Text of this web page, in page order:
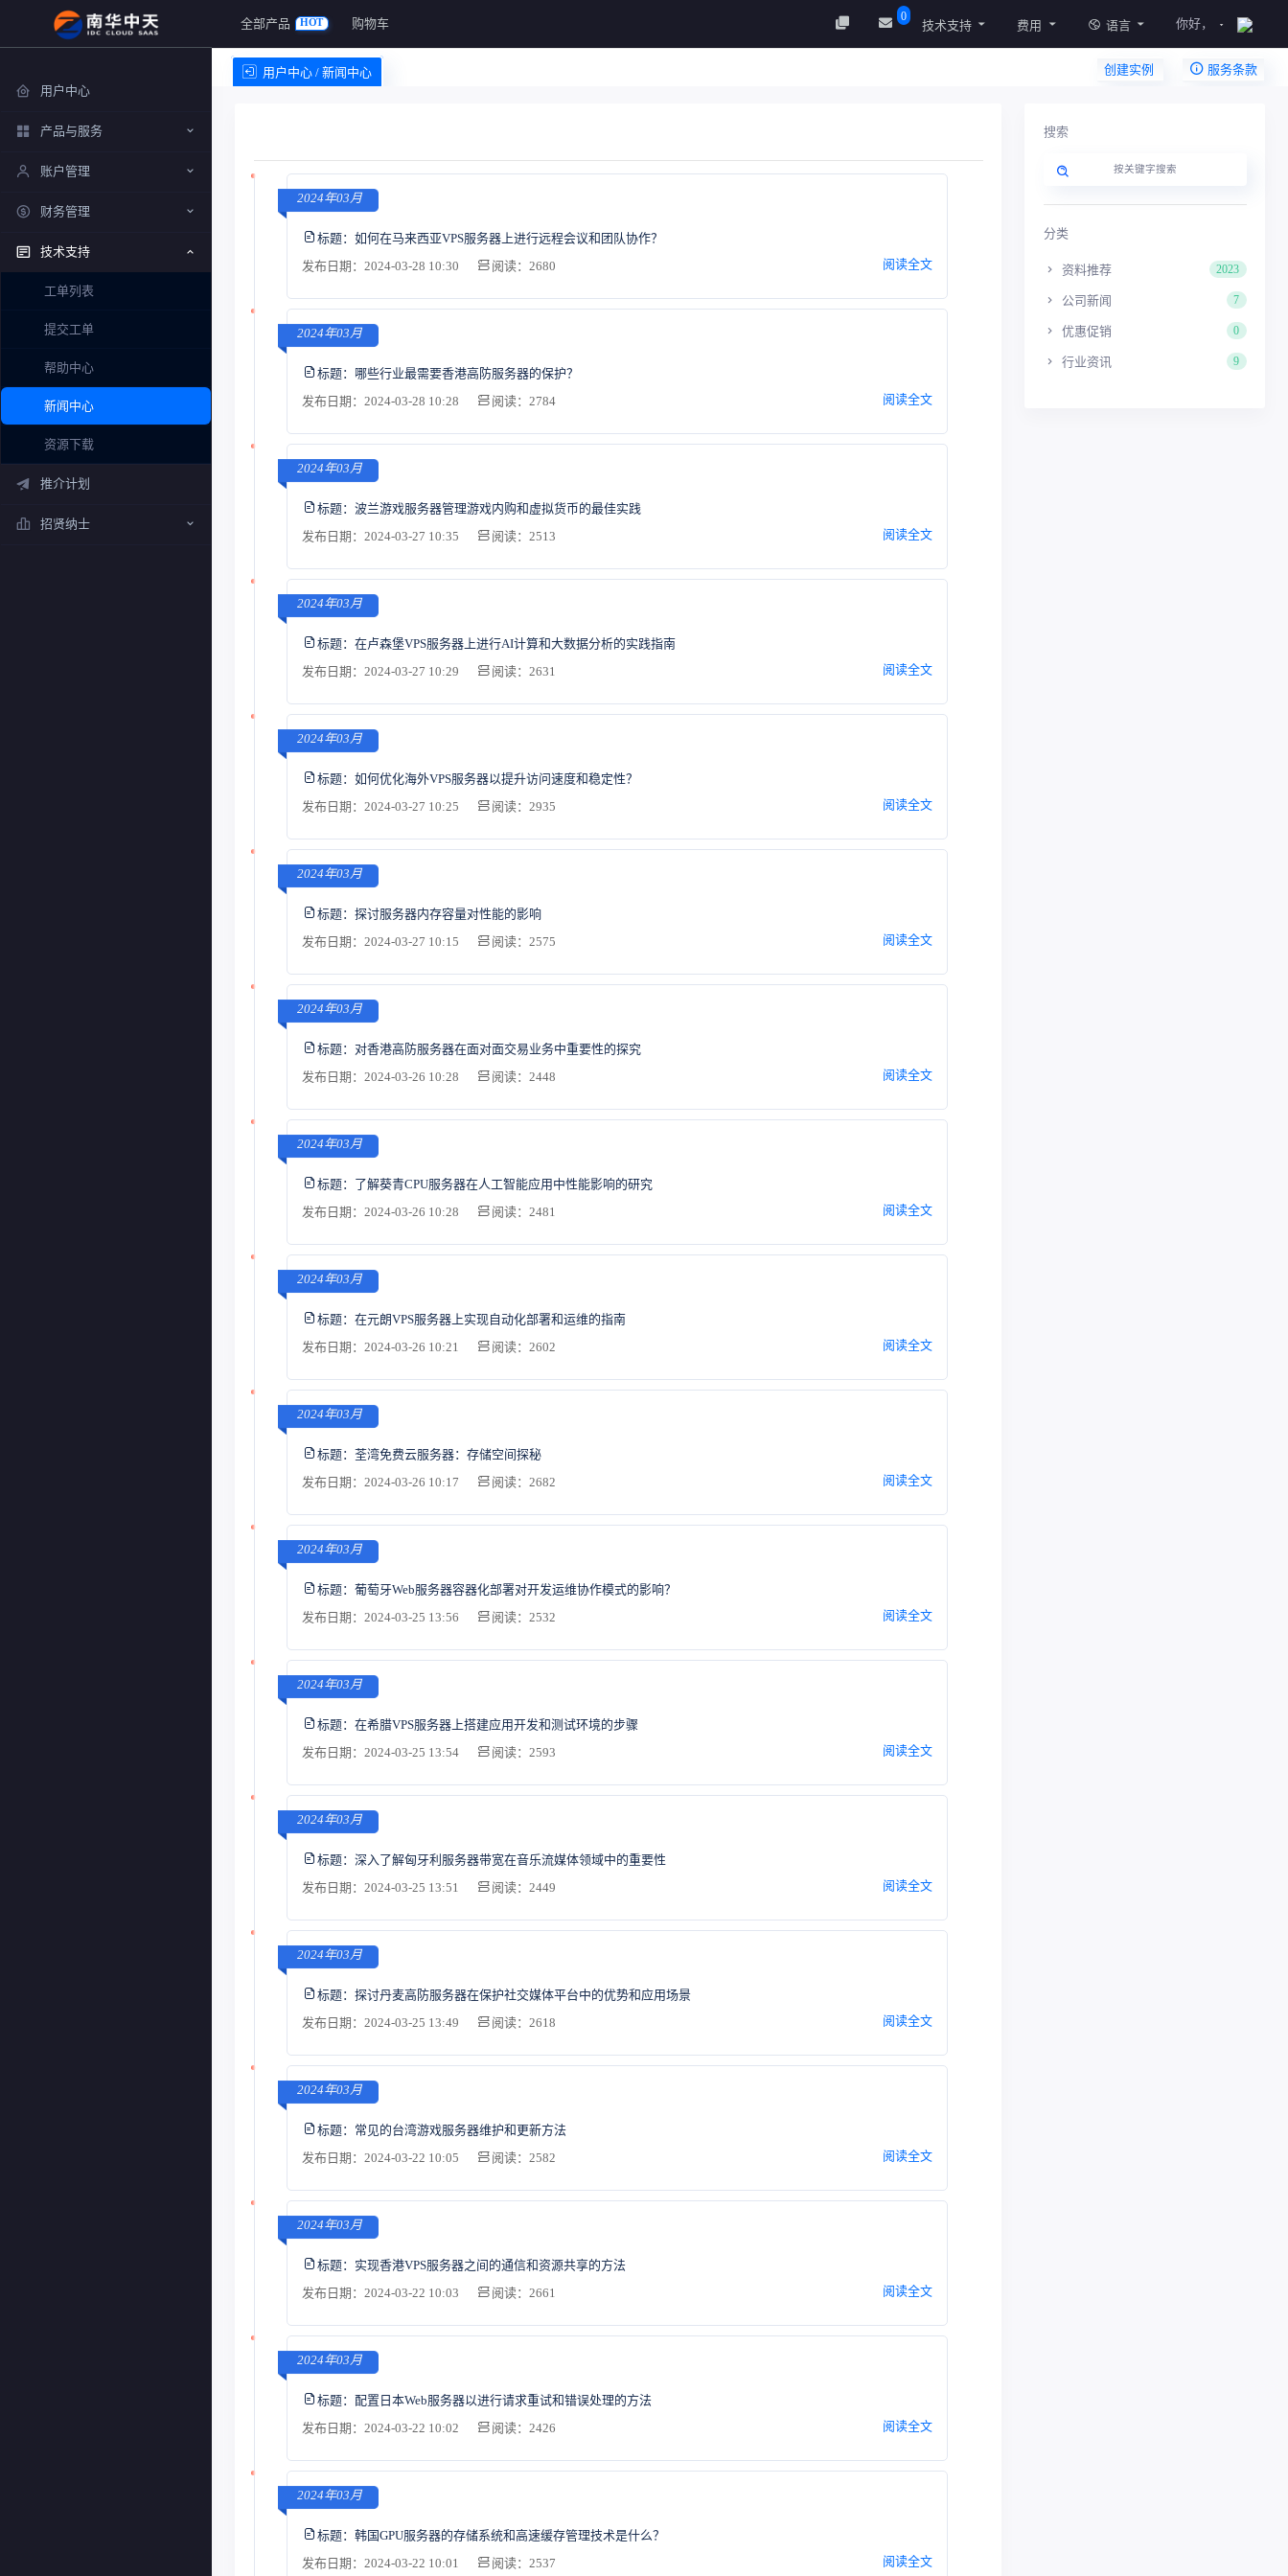
全部产品 HOT 购物车 0
技术支持 费用 语言 你好，
用户中心 / 新闻中心 创建实例
服务条款
用户中心
产品与服务
账户管理
财务管理
技术支持
工单列表
提交工单
帮助中心
新闻中心
资源下载
推介计划
招贤纳士
2024年03月
标题： 如何在马来西亚VPS服务器上进行远程会议和团队协作？
发布日期：2024-03-28 10:30
阅读：2680 阅读全文
2024年03月
标题： 哪些行业最需要香港高防服务器的保护？
发布日期：2024-03-28 10:28
阅读：2784 阅读全文
2024年03月
标题： 波兰游戏服务器管理游戏内购和虚拟货币的最佳实践
发布日期：2024-03-27 10:35
阅读：2513 阅读全文
2024年03月
标题： 在卢森堡VPS服务器上进行AI计算和大数据分析的实践指南
发布日期：2024-03-27 10:29
阅读：2631 阅读全文
2024年03月
标题： 如何优化海外VPS服务器以提升访问速度和稳定性？
发布日期：2024-03-27 10:25
阅读：2935 阅读全文
2024年03月
标题： 探讨服务器内存容量对性能的影响
发布日期：2024-03-27 10:15
阅读：2575 阅读全文
2024年03月
标题： 对香港高防服务器在面对面交易业务中重要性的探究
发布日期：2024-03-26 10:28
阅读：2448 阅读全文
2024年03月
标题： 了解葵青CPU服务器在人工智能应用中性能影响的研究
发布日期：2024-03-26 10:28
阅读：2481 阅读全文
2024年03月
标题： 在元朗VPS服务器上实现自动化部署和运维的指南
发布日期：2024-03-26 10:21
阅读：2602 阅读全文
2024年03月
标题： 荃湾免费云服务器：存储空间探秘
发布日期：2024-03-26 10:17
阅读：2682 阅读全文
2024年03月
标题： 葡萄牙Web服务器容器化部署对开发运维协作模式的影响？
发布日期：2024-03-25 13:56
阅读：2532 阅读全文
2024年03月
标题： 在希腊VPS服务器上搭建应用开发和测试环境的步骤
发布日期：2024-03-25 13:54
阅读：2593 阅读全文
2024年03月
标题： 深入了解匈牙利服务器带宽在音乐流媒体领域中的重要性
发布日期：2024-03-25 13:51
阅读：2449 阅读全文
2024年03月
标题： 探讨丹麦高防服务器在保护社交媒体平台中的优势和应用场景
发布日期：2024-03-25 13:49
阅读：2618 阅读全文
2024年03月
标题： 常见的台湾游戏服务器维护和更新方法
发布日期：2024-03-22 10:05
阅读：2582 阅读全文
2024年03月
标题： 实现香港VPS服务器之间的通信和资源共享的方法
发布日期：2024-03-22 10:03
阅读：2661 阅读全文
2024年03月
标题： 配置日本Web服务器以进行请求重试和错误处理的方法
发布日期：2024-03-22 10:02
阅读：2426 阅读全文
2024年03月
标题： 韩国GPU服务器的存储系统和高速缓存管理技术是什么？
发布日期：2024-03-22 10:01
阅读：2537 阅读全文
搜索
分类
资料推荐 2023
公司新闻 7
优惠促销 0
行业资讯 9